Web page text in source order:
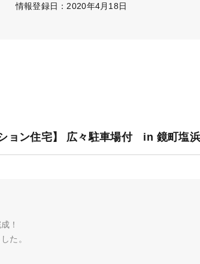
情報登録日：2020年4月18日
ョン住宅】 広々駐車場付 in 鏡町塩浜
！
た。